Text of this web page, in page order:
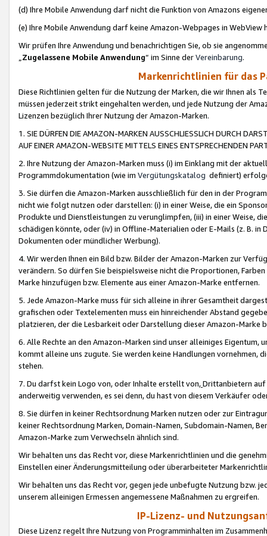
(d) Ihre Mobile Anwendung darf nicht die Funktion von Amazons
(e) Ihre Mobile Anwendung darf keine Amazon-Webpages in WebView
Wir prüfen Ihre Anwendung und benachrichtigen Sie, ob sie
„Zugelassene Mobile Anwendung“ im Sinne derVereinbarung.
Markenrichtlinien für das
Diese Richtlinien gelten für die Nutzung der Marken, die wir Ihnen als
müssen jederzeit strikt eingehalten werden, und jede Nutzung der
Lizenzen bezüglich Ihrer Nutzung der Amazon-Marken.
1. SIE DÜRFEN DIE AMAZON-MARKEN AUSSCHLIESSLICH DURCH
AUF EINER AMAZON-WEBSITE MITTELS EINES ENTSPRECHENDEN
2. Ihre Nutzung der Amazon-Marken muss (i) im Einklang mit der
Programmdokumentation (wie im Vergütungskatalog definiert)
3. Sie dürfen die Amazon-Marken ausschließlich für den in der
nicht wie folgt nutzen oder darstellen: (i) in einer Weise, die ein
Produkte und Dienstleistungen zu verunglimpfen, (iii) in einer Weise,
schädigen könnte, oder (iv) in Offline-Materialien oder E-Mails (z. B. in
Dokumenten oder mündlicher Werbung).
4. Wir werden Ihnen ein Bild bzw. Bilder der Amazon-Marken zur
verändern. So dürfen Sie beispielsweise nicht die Proportionen,
Marke hinzufügen bzw. Elemente aus einer Amazon-Marke entfernen.
5. Jede Amazon-Marke muss für sich alleine in ihrer Gesamtheit
grafischen oder Textelementen muss ein hinreichender Abstand
platzieren, der die Lesbarkeit oder Darstellung dieser Amazon-Marke
6. Alle Rechte an den Amazon-Marken sind unser alleiniges
kommt alleine uns zugute. Sie werden keine Handlungen vornehmen,
stehen.
7. Du darfst kein Logo von, oder Inhalte erstellt von,Drittanbietern auf
anderweitig verwenden, es sei denn, du hast von diesem Verkäufer
8. Sie dürfen in keiner Rechtsordnung Marken nutzen oder zur
keiner Rechtsordnung Marken, Domain-Namen, Subdomain-Namen,
Amazon-Marke zum Verwechseln ähnlich sind.
Wir behalten uns das Recht vor, diese Markenrichtlinien und die
Einstellen einer Änderungsmitteilung oder überarbeiteter
Wir behalten uns das Recht vor, gegen jede unbefugte Nutzung bzw.
unserem alleinigen Ermessen angemessene Maßnahmen zu ergreifen.
IP-Lizenz- und
Diese Lizenz regelt Ihre Nutzung von Programminhalten im